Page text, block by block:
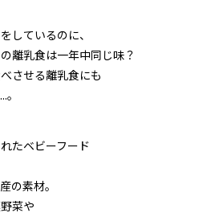
しているのに、
離乳食は一年中同じ味？
させる離乳食にも
たベビーフード
の素材。
菜や